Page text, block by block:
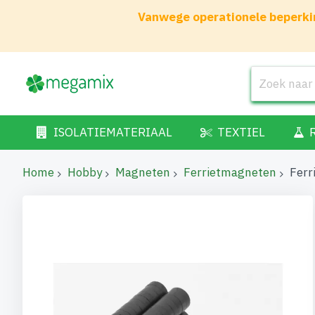
Vanwege operationele
ISOLATIEMATERIAAL TEXTIEL
Home Hobby Magneten Ferrietmagneten